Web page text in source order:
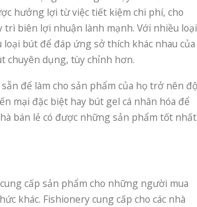
hưởng lợi từ việc tiết kiệm chi phí, cho
biên lợi nhuận lành mạnh. Với nhiều loại
bút để đáp ứng sở thích khác nhau của
chuyên dụng, tùy chỉnh hơn.
để làm cho sản phẩm của họ trở nên
mại đặc biệt hay bút gel cá nhân hóa để
bán lẻ có được những sản phẩm tốt nhất
cấp sản phẩm cho những người mua
khác. Fishionery cung cấp cho các nhà